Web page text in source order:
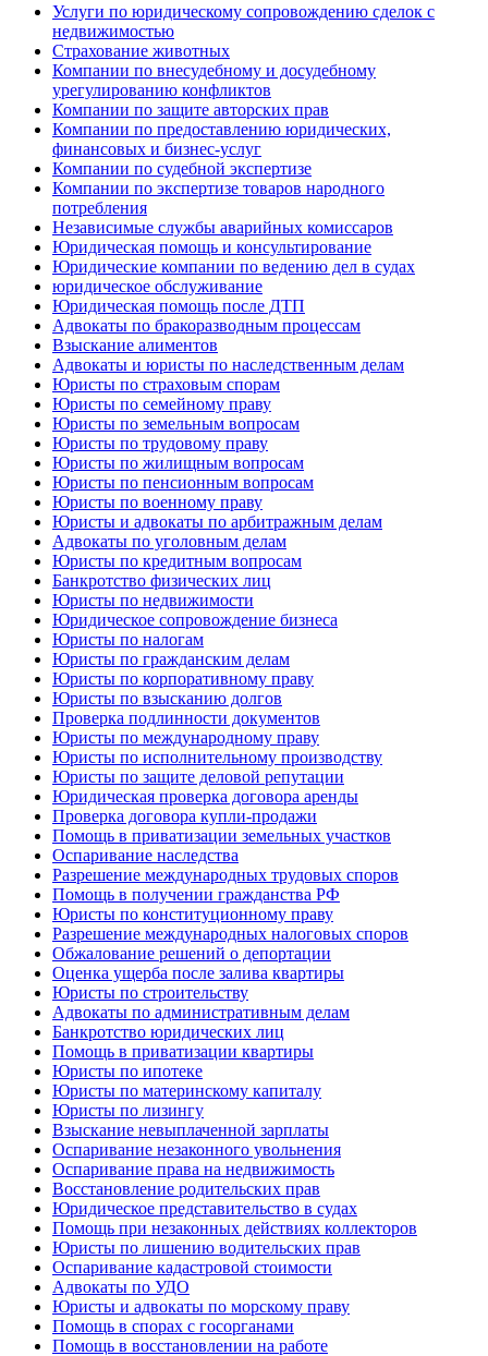
Услуги по юридическому сопровождению сделок с
недвижимостью
Страхование животных
Компании по внесудебному и досудебному
урегулированию конфликтов
Компании по защите авторских прав
Компании по предоставлению юридических,
финансовых и бизнес-услуг
Компании по судебной экспертизе
Компании по экспертизе товаров народного
потребления
Независимые службы аварийных комиссаров
Юридическая помощь и консультирование
Юридические компании по ведению дел в судах
юридическое обслуживание
Юридическая помощь после ДТП
Адвокаты по бракоразводным процессам
Взыскание алиментов
Адвокаты и юристы по наследственным делам
Юристы по страховым спорам
Юристы по семейному праву
Юристы по земельным вопросам
Юристы по трудовому праву
Юристы по жилищным вопросам
Юристы по пенсионным вопросам
Юристы по военному праву
Юристы и адвокаты по арбитражным делам
Адвокаты по уголовным делам
Юристы по кредитным вопросам
Банкротство физических лиц
Юристы по недвижимости
Юридическое сопровождение бизнеса
Юристы по налогам
Юристы по гражданским делам
Юристы по корпоративному праву
Юристы по взысканию долгов
Проверка подлинности документов
Юристы по международному праву
Юристы по исполнительному производству
Юристы по защите деловой репутации
Юридическая проверка договора аренды
Проверка договора купли-продажи
Помощь в приватизации земельных участков
Оспаривание наследства
Разрешение международных трудовых споров
Помощь в получении гражданства РФ
Юристы по конституционному праву
Разрешение международных налоговых споров
Обжалование решений о депортации
Оценка ущерба после залива квартиры
Юристы по строительству
Адвокаты по административным делам
Банкротство юридических лиц
Помощь в приватизации квартиры
Юристы по ипотеке
Юристы по материнскому капиталу
Юристы по лизингу
Взыскание невыплаченной зарплаты
Оспаривание незаконного увольнения
Оспаривание права на недвижимость
Восстановление родительских прав
Юридическое представительство в судах
Помощь при незаконных действиях коллекторов
Юристы по лишению водительских прав
Оспаривание кадастровой стоимости
Адвокаты по УДО
Юристы и адвокаты по морскому праву
Помощь в спорах с госорганами
Помощь в восстановлении на работе